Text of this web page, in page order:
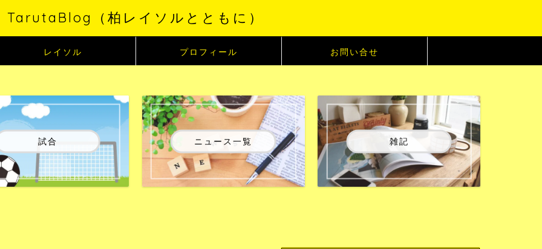
TarutaBlog（柏レイソルとともに）
レイソル プロフィール お問い合せ
試合 ニュース一覧 雑記